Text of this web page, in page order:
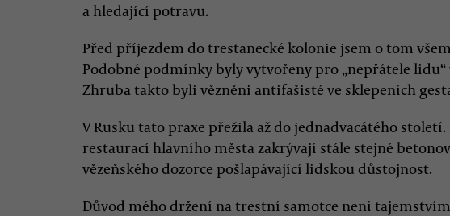
a hledající potravu.
Před příjezdem do trestanecké kolonie jsem o tom
Podobné podmínky byly vytvořeny pro „nepřátele lidu“
Zhruba takto byli vězněni antifašisté ve sklepeních
V Rusku tato praxe přežila až do jednadvacátého
restaurací hlavního města zakrývají stále stejné
vězeňského dozorce pošlapávající lidskou důstojnost.
Důvod mého držení na trestní samotce není